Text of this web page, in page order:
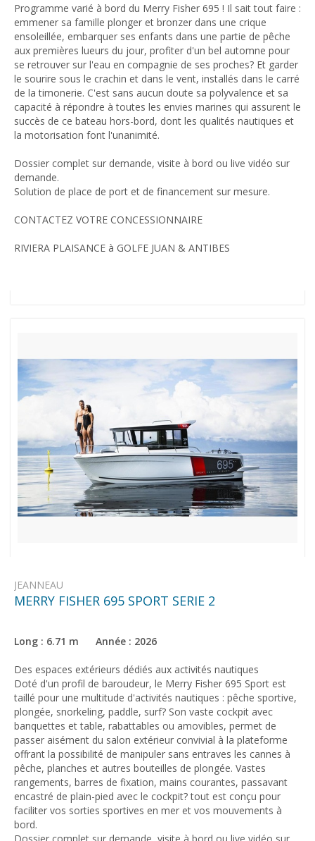
Programme varié à bord du Merry Fisher 695 ! Il sait tout faire :
emmener sa famille plonger et bronzer dans une crique
ensoleillée, embarquer ses enfants dans une partie de pêche
aux premières lueurs du jour, profiter d'un bel automne pour
se retrouver sur l'eau en compagnie de ses proches? Et garder
le sourire sous le crachin et dans le vent, installés dans le carré
de la timonerie. C'est sans aucun doute sa polyvalence et sa
capacité à répondre à toutes les envies marines qui assurent le
succès de ce bateau hors-bord, dont les qualités nautiques et
la motorisation font l'unanimité.
Dossier complet sur demande, visite à bord ou live vidéo sur
demande.
Solution de place de port et de financement sur mesure.
CONTACTEZ VOTRE CONCESSIONNAIRE
RIVIERA PLAISANCE à GOLFE JUAN & ANTIBES
JEANNEAU
MERRY FISHER 695 SPORT SERIE 2
Long : 6.71 m Année : 2026
Des espaces extérieurs dédiés aux activités nautiques
Doté d'un profil de baroudeur, le Merry Fisher 695 Sport est
taillé pour une multitude d'activités nautiques : pêche sportive,
plongée, snorkeling, paddle, surf? Son vaste cockpit avec
banquettes et table, rabattables ou amovibles, permet de
passer aisément du salon extérieur convivial à la plateforme
offrant la possibilité de manipuler sans entraves les cannes à
pêche, planches et autres bouteilles de plongée. Vastes
rangements, barres de fixation, mains courantes, passavant
encastré de plain-pied avec le cockpit? tout est conçu pour
faciliter vos sorties sportives en mer et vos mouvements à
bord.